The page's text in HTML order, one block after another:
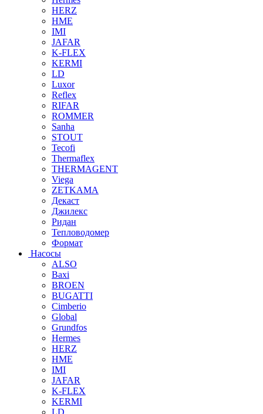
HERZ
HME
IMI
JAFAR
K-FLEX
KERMI
LD
Luxor
Reflex
RIFAR
ROMMER
Sanha
STOUT
Tecofi
Thermaflex
THERMAGENT
Viega
ZETKAMA
Декаст
Джилекс
Ридан
Тепловодомер
Формат
Насосы
ALSO
Baxi
BROEN
BUGATTI
Cimberio
Global
Grundfos
Hermes
HERZ
HME
IMI
JAFAR
K-FLEX
KERMI
LD